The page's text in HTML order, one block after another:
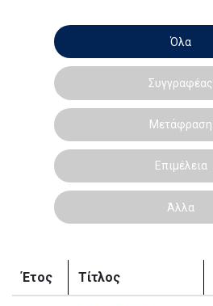
Όλα
Συγγραφέας
Μετάφραση
Επιμέλεια
Άλλα
Έτος Τίτλος